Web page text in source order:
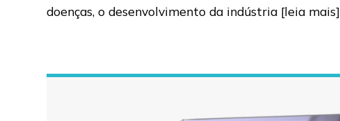
doenças, o desenvolvimento da indústria [leia mais]